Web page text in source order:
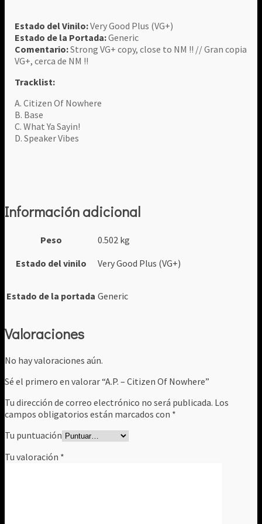
Estado del Vinilo:Very Good Plus (VG+)
Estado de la Portada:Generic
Comentario:Strong VG+ copy, close to NM !! // Gran copia
VG+, cerca de NM !!
Tracklist:
A. Citizen Of Nowhere
B. Base
C. What Ya Sayin!
D. Speaker Vibes
Información adicional
Peso
0.502 kg
Estado del vinilo
Very Good Plus (VG+)
Estado de la portada Generic
Valoraciones
No hay valoraciones aún.
Sé el primero en valorar “A.P. ‎– Citizen Of Nowhere”
Tu dirección de correo electrónico no será publicada. Los
campos obligatorios están marcados con *
Tu puntuación
Tu valoración *